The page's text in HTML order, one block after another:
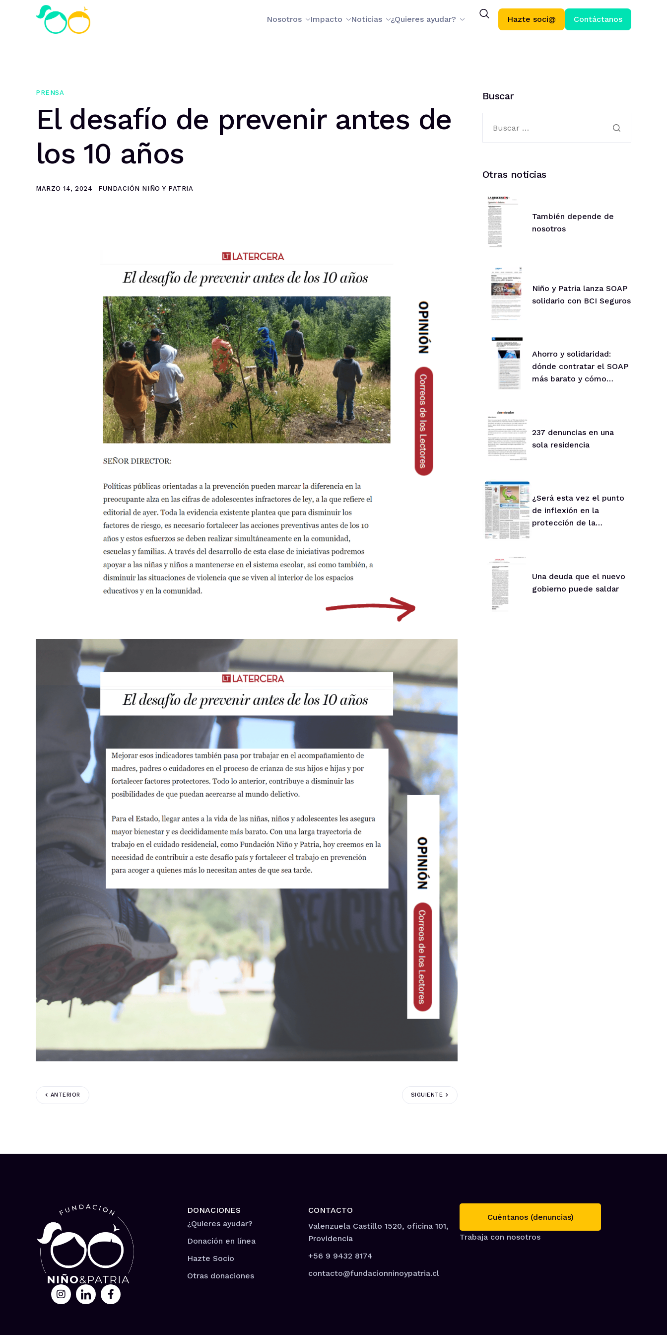
Nosotros Impacto Noticias ¿Quieres ayudar? Hazte soci@ Contáctanos
PRENSA
El desafío de prevenir antes de
los 10 años
MARZO 14, 2024 FUNDACIÓN NIÑO Y PATRIA
ANTERIOR SIGUIENTE
Buscar
Otras noticias
También depende de
nosotros
Niño y Patria lanza SOAP
solidario con BCI Seguros
Ahorro y solidaridad:
dónde contratar el SOAP
más barato y cómo
237 denuncias en una
sola residencia
¿Será esta vez el punto
de inflexión en la
protección de la
Una deuda que el nuevo
gobierno puede saldar
DONACIONES
¿Quieres ayudar?
Donación en línea
Hazte Socio
Otras donaciones
CONTACTO
Valenzuela Castillo 1520, oficina 101,
Providencia
+56 9 9432 8174
contacto@fundacionninoypatria.cl
Cuéntanos (denuncias)
Trabaja con nosotros